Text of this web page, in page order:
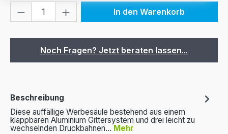
Produkt Anzahl: Gib denIn den Warenkorb
Noch Fragen? Jetzt beraten lassen...
Beschreibung
Diese auffällige Werbesäule bestehend aus einem
klappbaren Aluminium Gittersystem und drei leicht zu
wechselnden Druckbahnen… Mehr